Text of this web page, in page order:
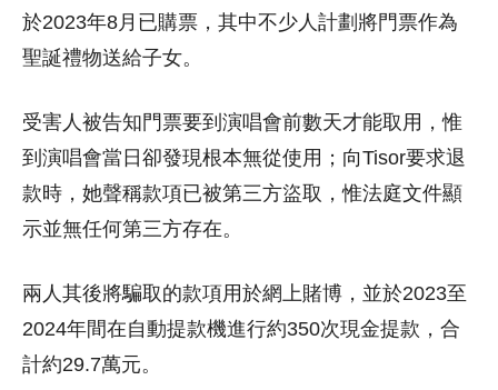
於2023年8月已購票，其中不少人計劃將門票作為
聖誕禮物送給子女。
受害人被告知門票要到演唱會前數天才能取用，惟
到演唱會當日卻發現根本無從使用；向Tisor要求退
款時，她聲稱款項已被第三方盜取，惟法庭文件顯
示並無任何第三方存在。
兩人其後將騙取的款項用於網上賭博，並於2023至
2024年間在自動提款機進行約350次現金提款，合
計約29.7萬元。